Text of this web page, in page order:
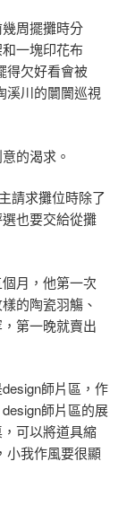
周擺攤時分
一塊印花布
得欠好看會被
溪川的闤闠巡視
的渴求。
請求攤位時除了
也要交給從攤
月，他第一次
的陶瓷羽觴、
第一晚就賣出
師片區，作
師片區的展
可以將道具縮
小我作風要很顯